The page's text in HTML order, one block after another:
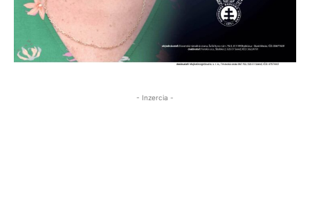
- Inzercia -